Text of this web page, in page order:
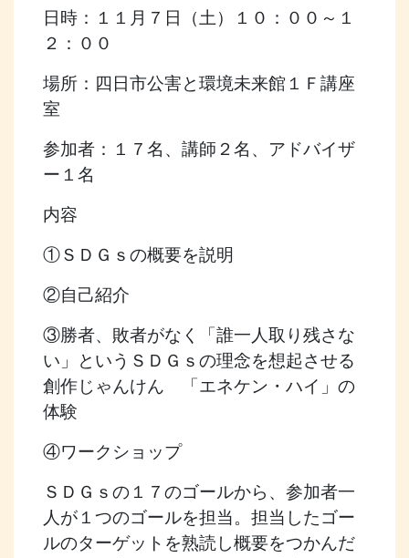
日時：１１月７日（土）１０：００～１
２：００
場所：四日市公害と環境未来館１Ｆ講座
室
参加者：１７名、講師２名、アドバイザ
ー１名
内容
①ＳＤＧｓの概要を説明
②自己紹介
③勝者、敗者がなく「誰一人取り残さな
い」というＳＤＧｓの理念を想起させる
創作じゃんけん 「エネケン・ハイ」の
体験
④ワークショップ
ＳＤＧｓの１７のゴールから、参加者一
人が１つのゴールを担当。担当したゴー
ルのターゲットを熟読し概要をつかんだ